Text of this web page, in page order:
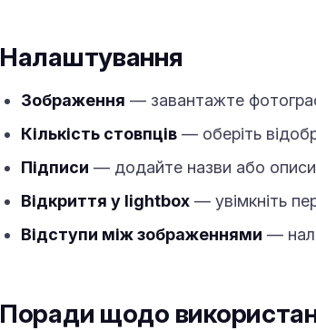
Налаштування
Зображення — завантажте
Кількість стовпців — оберіть
Підписи — додайте назви або
Відкриття у lightbox — увімкніть
Відступи між зображеннями —
Поради щодо